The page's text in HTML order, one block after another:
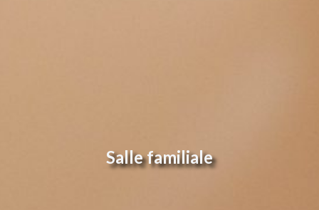
Salle familiale